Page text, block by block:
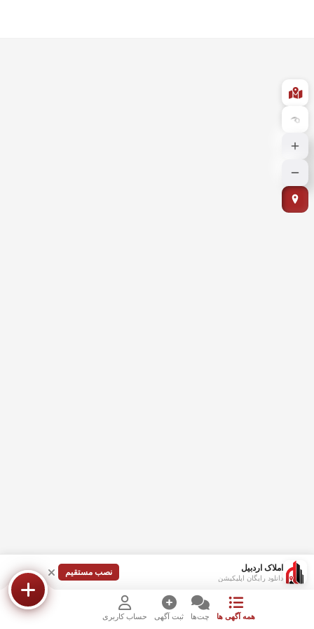
املاک اردبیل
دانلود رایگان اپلیکیشن
نصب مستقیم
همه آگهی ها چت‌ها ثبت آگهی حساب کاربری